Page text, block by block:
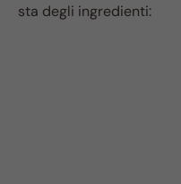
sta degli ingredienti: